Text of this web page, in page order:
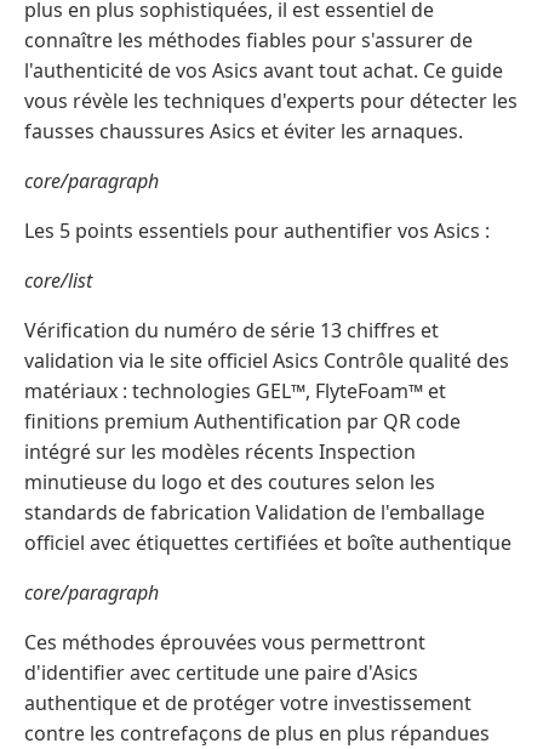
plus en plus sophistiquées, il est essentiel de
connaître les méthodes fiables pour s'assurer de
l'authenticité de vos Asics avant tout achat. Ce guide
vous révèle les techniques d'experts pour détecter les
fausses chaussures Asics et éviter les arnaques.
core/paragraph
Les 5 points essentiels pour authentifier vos Asics :
core/list
Vérification du numéro de série 13 chiffres et
validation via le site officiel Asics Contrôle qualité des
matériaux : technologies GEL™, FlyteFoam™ et
finitions premium Authentification par QR code
intégré sur les modèles récents Inspection
minutieuse du logo et des coutures selon les
standards de fabrication Validation de l'emballage
officiel avec étiquettes certifiées et boîte authentique
core/paragraph
Ces méthodes éprouvées vous permettront
d'identifier avec certitude une paire d'Asics
authentique et de protéger votre investissement
contre les contrefaçons de plus en plus répandues